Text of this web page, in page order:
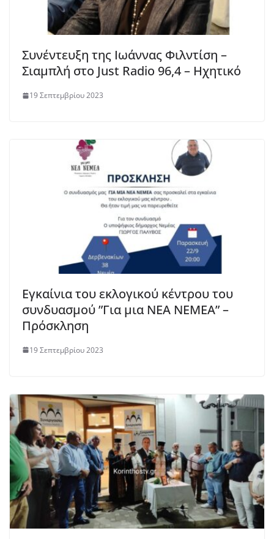
Συνέντευξη της Ιωάννας Φιλντίση –
Σιαμπλή στο Just Radio 96,4 – Ηχητικό
19 Σεπτεμβρίου 2023
Εγκαίνια του εκλογικού κέντρου του
συνδυασμού ”Για μια ΝΕΑ ΝΕΜΕΑ” –
Πρόσκληση
19 Σεπτεμβρίου 2023